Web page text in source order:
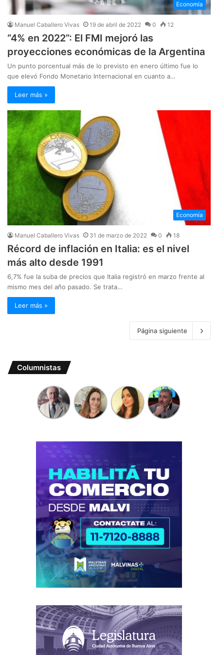
Economía
Manuel Caballero Vivas 19 de abril de 2022 0 12
“4% en 2022”: El FMI mejoró las
proyecciones económicas de la Argentina
Un punto porcentual más de lo previsto en enero último fue lo
que elevó Fondo Monetario Internacional en cuanto a…
Leer más »
Economía
Manuel Caballero Vivas 31 de marzo de 2022 0 18
Récord de inflación en Italia: es el nivel
más alto desde 1991
6,7% fue la suba de precios que Italia registró en marzo frente al
mismo mes del año pasado. Se trata…
Leer más »
Página siguiente
Columnistas